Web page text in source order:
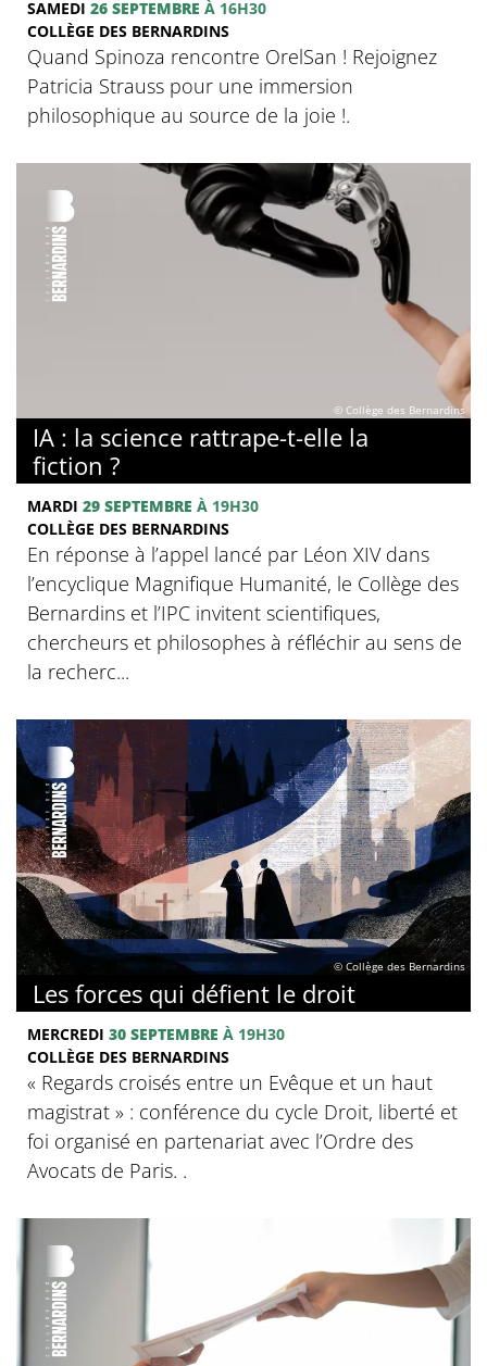
SAMEDI 26 SEPTEMBRE À 16H30
COLLÈGE DES BERNARDINS
Quand Spinoza rencontre OrelSan ! Rejoignez
Patricia Strauss pour une immersion
philosophique au source de la joie !.
© Collège des Bernardins
IA : la science rattrape-t-elle la
fiction ?
MARDI 29 SEPTEMBRE À 19H30
COLLÈGE DES BERNARDINS
En réponse à l’appel lancé par Léon XIV dans
l’encyclique Magnifique Humanité, le Collège des
Bernardins et l’IPC invitent scientifiques,
chercheurs et philosophes à réfléchir au sens de
la recherc...
© Collège des Bernardins
Les forces qui défient le droit
MERCREDI 30 SEPTEMBRE À 19H30
COLLÈGE DES BERNARDINS
« Regards croisés entre un Evêque et un haut
magistrat » : conférence du cycle Droit, liberté et
foi organisé en partenariat avec l’Ordre des
Avocats de Paris. .